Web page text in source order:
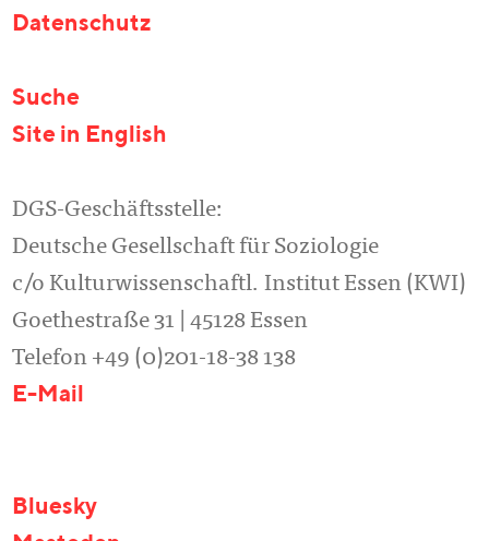
Datenschutz
Suche
Site in English
DGS-Geschäftsstelle:
Deutsche Gesellschaft für Soziologie
c/o Kulturwissenschaftl. Institut Essen (KWI)
Goethestraße 31 | 45128 Essen
Telefon +49 (0)201-18-38 138
E-Mail
Bluesky